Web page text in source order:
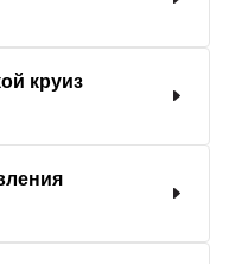
круиз